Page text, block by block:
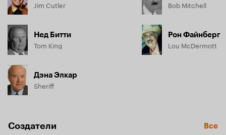
Jim Cutler
Нед Битти
Tom King
Дэна Элкар
Sheriff
Bob Mitchell
Рон Файнберг
Lou McDermott
Создатели Все